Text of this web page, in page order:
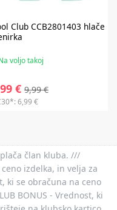
ClubCCB2801403 hlače
voljo takoj
€ 9,99 €
6,99 €
član kluba. ///
izdelka, in velja za
ki se obračuna na ceno
BONUS - Vrednost, ki